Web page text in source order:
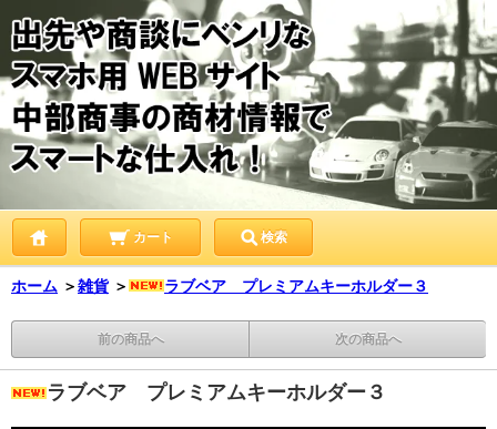
カート 検索
ホーム ＞雑貨 ＞ ラブベア プレミアムキーホルダー３
前の商品へ 次の商品へ
ラブベア プレミアムキーホルダー３